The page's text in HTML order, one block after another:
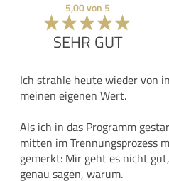
5,00 von 5
SEHR GUT
Ich strahle heute wieder von
meinen eigenen Wert.
Als ich in das Programm
mitten im Trennungsprozess
gemerkt: Mir geht es nicht
genau sagen, warum.